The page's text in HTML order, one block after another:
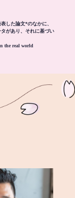
した論文*のなかに、
タがあり、それに基づい
the real world